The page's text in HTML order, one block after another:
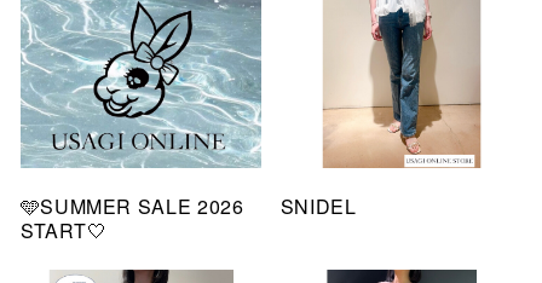
🩵SUMMER SALE 2026
START🤍
SNIDEL